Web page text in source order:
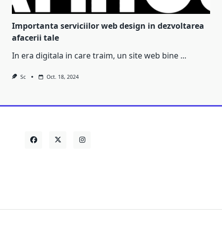
Importanta serviciilor web design in dezvoltarea
afacerii tale
In era digitala in care traim, un site web bine ...
Sc Oct. 18, 2024